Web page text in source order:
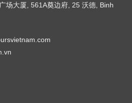
场大厦, 561A奠边府, 25 沃德, Binh